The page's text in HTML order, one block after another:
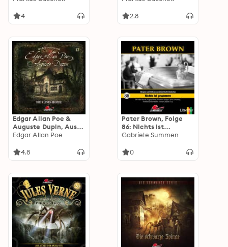
4 2.8
Edgar Allan Poe &
Auguste Dupin, Aus
den Archiven, Folge
Edgar Allan Poe
4.8
Pater Brown, Folge
86: Nichts ist
gewonnen
Gabriele Summen
0